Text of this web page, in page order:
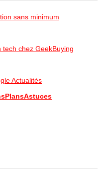
sans minimum
chez GeekBuying
Actualités